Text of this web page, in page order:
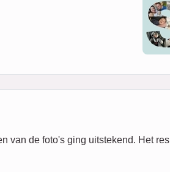
van de foto's ging uitstekend. Het